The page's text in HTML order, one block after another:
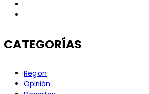
CATEGORÍAS
Region
Opinión